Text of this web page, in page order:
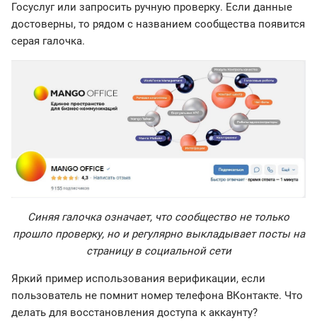
Госуслуг или запросить ручную проверку. Если данные
достоверны, то рядом с названием сообщества появится
серая галочка.
Синяя галочка означает, что сообщество не только
прошло проверку, но и регулярно выкладывает посты на
страницу в социальной сети
Яркий пример использования верификации, если
пользователь не помнит номер телефона ВКонтакте. Что
делать для восстановления доступа к аккаунту?